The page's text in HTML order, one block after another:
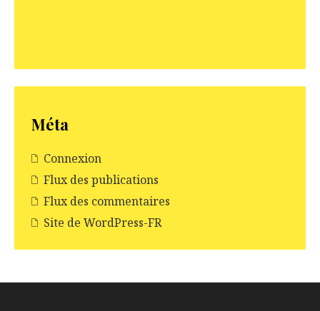
Méta
Connexion
Flux des publications
Flux des commentaires
Site de WordPress-FR